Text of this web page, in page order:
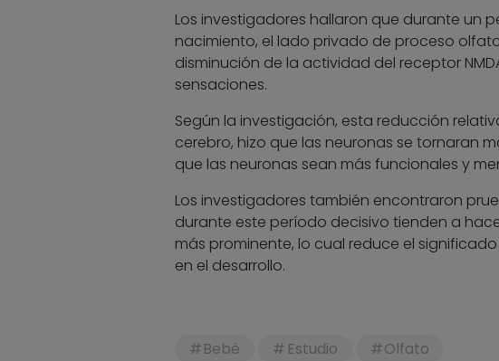
Los investigadores hallaron que durante un
nacimiento, el lado privado de proceso
disminución de la actividad del receptor
sensaciones.
Según la investigación, esta reducción
cerebro, hizo que las neuronas se tornaran
que las neuronas sean más funcionales y
Los investigadores también encontraron
durante este período decisivo tienden a
más prominente, lo cual reduce el
en el desarrollo.
Bebé Estudio Olfato